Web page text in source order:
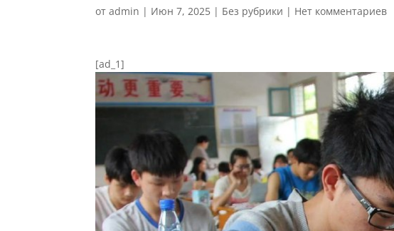
отadmin | Июн 7, 2025 | Без рубрики | Нет комментариев
[ad_1]